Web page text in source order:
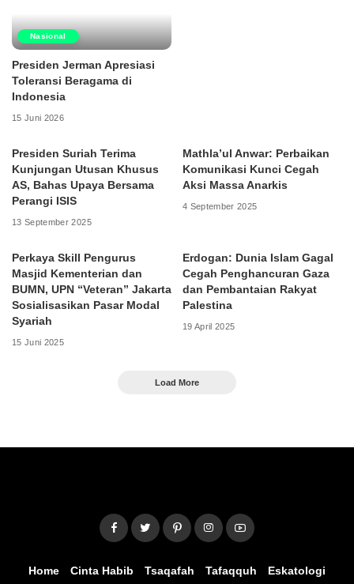
Nasional
Presiden Jerman Apresiasi
Toleransi Beragama di
Indonesia
15 Juni 2026
Presiden Suriah Terima
Kunjungan Utusan Khusus
AS, Bahas Upaya Bersama
Perangi ISIS
13 September 2025
Mathla’ul Anwar: Perbaikan
Komunikasi Kunci Cegah
Aksi Massa Anarkis
4 September 2025
Perkaya Skill Pengurus
Masjid Kementerian dan
BUMN, UPN “Veteran” Jakarta
Sosialisasikan Pasar Modal
Syariah
15 Juni 2025
Erdogan: Dunia Islam Gagal
Cegah Penghancuran Gaza
dan Pembantaian Rakyat
Palestina
19 April 2025
Load More
Home Cinta Habib Tsaqafah Tafaqquh
Eskatologi